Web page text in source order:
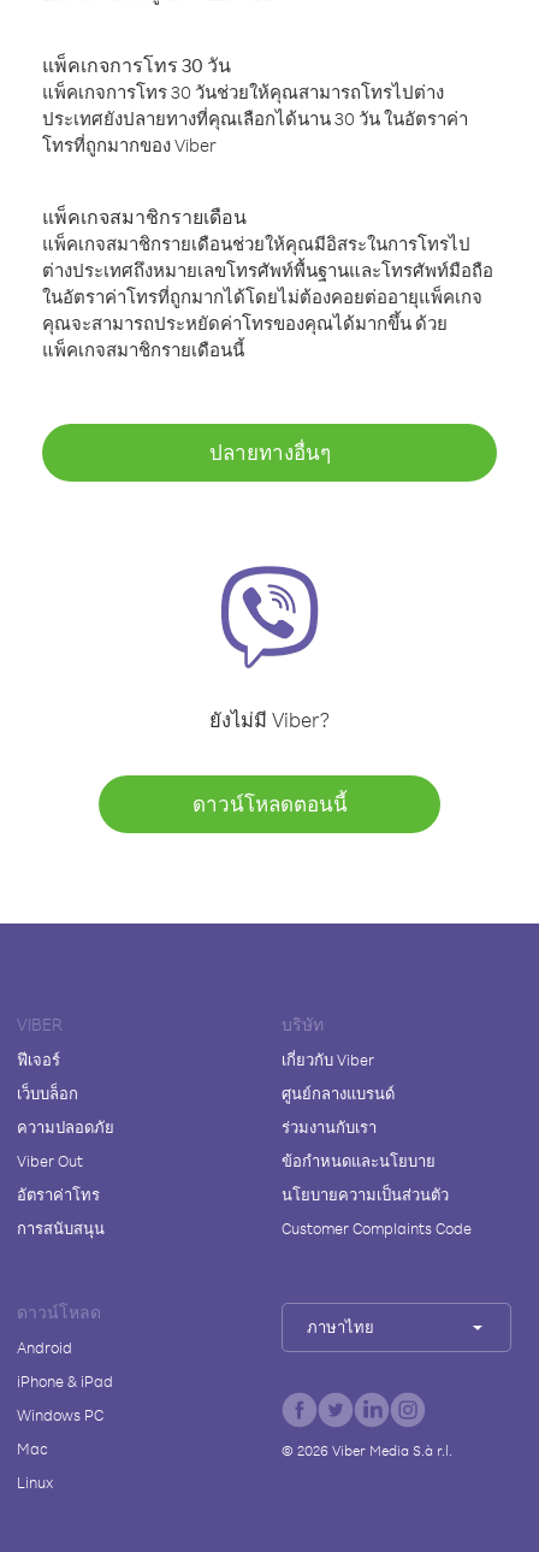
แพ็คเกจการโทร 30 วัน
แพ็คเกจการโทร 30 วันช่วยให้คุณสามารถโทรไปต่าง
ประเทศยังปลายทางที่คุณเลือกได้นาน 30 วัน ในอัตราค่า
โทรที่ถูกมากของ Viber
แพ็คเกจสมาชิกรายเดือน
แพ็คเกจสมาชิกรายเดือนช่วยให้คุณมีอิสระในการโทรไป
ต่างประเทศถึงหมายเลขโทรศัพท์พื้นฐานและโทรศัพท์มือถือ
ในอัตราค่าโทรที่ถูกมากได้โดยไม่ต้องคอยต่ออายุแพ็คเกจ
คุณจะสามารถประหยัดค่าโทรของคุณได้มากขึ้น ด้วย
แพ็คเกจสมาชิกรายเดือนนี้
ปลายทางอื่นๆ
ยังไม่มี Viber?
ดาวน์โหลดตอนนี้
VIBER
ฟีเจอร์
เว็บบล็อก
ความปลอดภัย
Viber Out
อัตราค่าโทร
การสนับสนุน
บริษัท
เกี่ยวกับ Viber
ศูนย์กลางแบรนด์
ร่วมงานกับเรา
ข้อกำหนดและนโยบาย
นโยบายความเป็นส่วนตัว
Customer Complaints Code
ดาวน์โหลด
Android
iPhone & iPad
Windows PC
Mac
Linux
ภาษาไทย
© 2026Viber Media S.à r.l.